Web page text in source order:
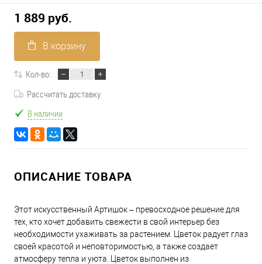
1 889 руб.
В корзину
Кол-во:
Рассчитать доставку
В наличии
ОПИСАНИЕ ТОВАРА
Этот искусственный Артишок – превосходное решение для
тех, кто хочет добавить свежести в свой интерьер без
необходимости ухаживать за растением. Цветок радует глаз
своей красотой и неповторимостью, а также создает
атмосферу тепла и уюта. Цветок выполнен из